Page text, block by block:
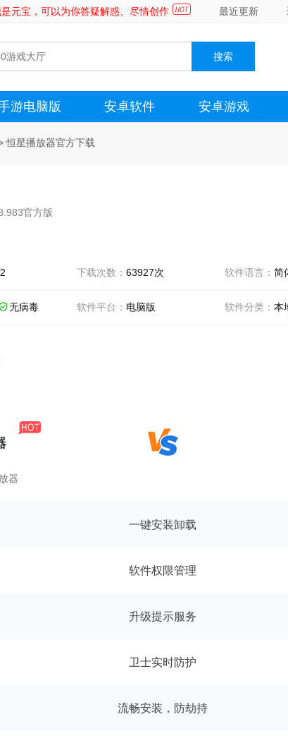
元宝，可以为你答疑解惑、尽情创作 最近更新
游电脑版 安卓软件 安卓游戏
恒星播放器官方下载
官方版
下载次数： 63927次 软件语言： 简
无病毒 软件平台： 电脑版 软件分类： 本
器
一键安装卸载
软件权限管理
升级提示服务
卫士实时防护
流畅安装，防劫持